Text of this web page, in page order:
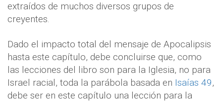
extraídos de muchos diversos grupos de
creyentes.
Dado el impacto total del mensaje de Apocalipsis
hasta este capítulo, debe concluirse que, como
las lecciones del libro son para la Iglesia, no para
Israel racial, toda la parábola basada en Isaías 49,
debe ser en este capítulo una lección para la